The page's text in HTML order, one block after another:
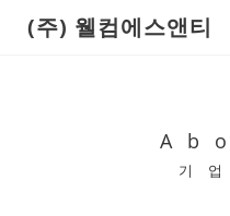
(주) 웰컴에스앤티
기